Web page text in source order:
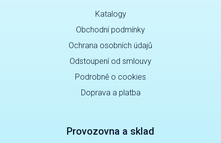
Katalogy
Obchodní podmínky
Ochrana osobních údajů
Odstoupení od smlouvy
Podrobně o cookies
Doprava a platba
Provozovna a sklad